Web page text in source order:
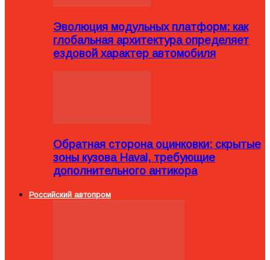
Эволюция модульных платформ: как
глобальная архитектура определяет
ездовой характер автомобиля
Обратная сторона оцинковки: скрытые
зоны кузова Haval, требующие
дополнительного антикора
Российский автопром